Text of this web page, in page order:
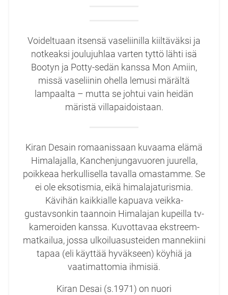
Voideltuaan itsensä vaseliinilla kiiltäväksi ja
notkeaksi joulujuhlaa varten tyttö lähti isä
Bootyn ja Potty-sedän kanssa Mon Amiin,
missä vaseliinin ohella lemusi märältä
lampaalta – mutta se johtui vain heidän
märistä villapaidoistaan.
Kiran Desain romaanissaan kuvaama elämä
Himalajalla, Kanchenjungavuoren juurella,
poikkeaa herkullisella tavalla omastamme. Se
ei ole eksotismia, eikä himalajaturismia.
Kävihän kaikkialle kapuava veikka-
gustavsonkin taannoin Himalajan kupeilla tv-
kameroiden kanssa. Kuvottavaa ekstreem-
matkailua, jossa ulkoiluasusteiden mannekiini
tapaa (eli käyttää hyväkseen) köyhiä ja
vaatimattomia ihmisiä.
Kiran Desai (s.1971) on nuori